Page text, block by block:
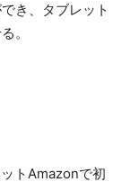
き、タブレット
。